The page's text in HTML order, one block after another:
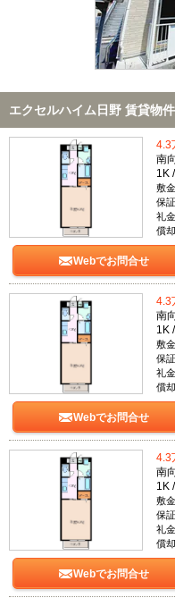
エクセルハイム日野 賃貸物
4.3
南
1K
敷
保
礼
償
Webでお問合せ
4.3
南
1K
敷
保
礼
償
Webでお問合せ
4.3
南
1K
敷
保
礼
償
Webでお問合せ